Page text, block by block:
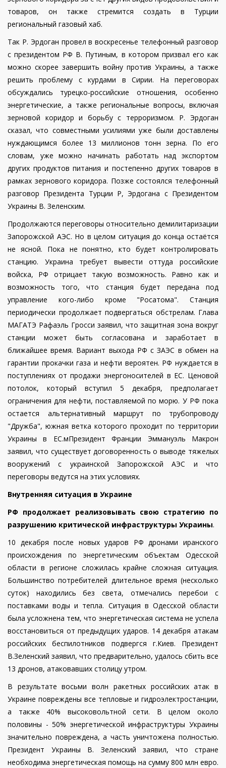
товаров, он также стремится создать в Турции
региональный газовый хаб.
Так Р. Эрдоган провел в воскресенье телефонный разговор
с президентом РФ В. Путиным, в котором призвал его как
можно скорее завершить войну против Украины, а также
решить проблему с курдами в Сирии.
На переговорах
обсуждались турецко-российские отношения, особенно
энергетические, а также региональные вопросы, включая
зерновой коридор и борьбу с терроризмом. Р. Эрдоган
сказал, что совместными усилиями уже были доставлены
нуждающимся более 13 миллионов тонн зерна. По его
словам, уже можно начинать работать над экспортом
других продуктов питания и постепенно других товаров в
рамках зернового коридора. Позже состоялся телефонный
разговор Президента Турции Р, Эрдогана с Президентом
Украины В. Зеленским.
Продолжаются переговоры относительно демилитаризации
Запорожской АЭС. Но в целом ситуация до конца остаётся
не ясной.
Пока не понятно, кто будет контролировать
станцию. Украина требует вывести оттуда российские
войска, РФ отрицает такую возможность. Равно как и
возможность того, что станция будет передана под
управление кого-либо кроме "Росатома". Станция
периодически продолжает подвергаться обстрелам. Глава
МАГАТЭ Рафаэль Гросси заявил, что защитная зона вокруг
станции может быть согласована и заработает в
ближайшее время. Вариант выхода РФ с ЗАЭС в обмен на
гарантии прокачки газа и нефти вероятен. РФ нуждается в
поступлениях от продажи энергоносителей в ЕС. Ценовой
потолок, который вступил 5 декабря, предполагает
ограничения для нефти, поставляемой по морю. У РФ пока
остается альтернативный маршрут по трубопроводу
"Дружба", южная ветка которого проходит по территории
Украины в ЕС.мПрезидент Франции Эммануэль Макрон
заявил, что существует договоренность о выводе тяжелых
вооружений с украинской Запорожской АЭС и что
переговоры ведутся на этих условиях.
Внутренняя ситуация в Украине
РФ продолжает реализовывать свою стратегию по
разрушению критической инфраструктуры Украины.
10 декабря после новых ударов РФ дронами иранского
происхождения по энергетическим объектам Одесской
области в регионе сложилась крайне сложная ситуация.
Большинство потребителей длительное время (несколько
суток) находились без света, отмечались перебои с
поставками воды и тепла. Ситуация в Одесской области
была усложнена тем, что энергетическая система не успела
восстановиться от предыдущих ударов. 14 декабря атакам
российских беспилотников подвергся г.Киев. Президент
В.Зеленский заявил, что предварительно, удалось сбить все
13 дронов, атаковавших столицу утром.
В результате восьми волн ракетных российских атак в
Украине повреждены все тепловые и гидроэлектростанции,
а также 40% высоковольтной сети. В целом около
половины - 50% энергетической инфраструктуры Украины
значительно повреждена, а часть уничтожена полностью.
Президент Украины В. Зеленский заявил, что стране
необходима энергетическая помощь на сумму 800 млн евро.